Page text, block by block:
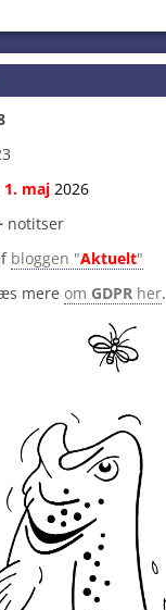
1. maj 2026
notitser
bloggen "Aktuelt"
mere om GDPR her.